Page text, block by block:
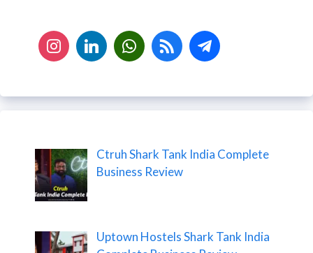
Ctruh Shark Tank India Complete
Business Review
Uptown Hostels Shark Tank India